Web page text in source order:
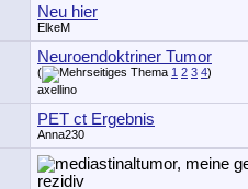
Neu hier
ElkeM
Neuroendoktriner Tumor
( 1 2 3 4)
axellino
PET ct Ergebnis
Anna230